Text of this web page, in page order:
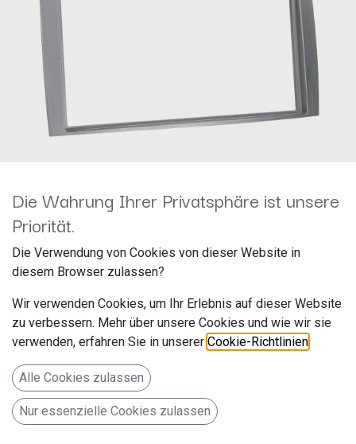
2-DIN RB Alfa Romeo 147 / GT
silber 281001-07
Hersteller: ACV
Artikelnummer: 281001-07
acv GmbH
41812 Erkelenz
Deutschland www.acvgmbh.de
Die Wahrung Ihrer Privatsphäre ist unsere
Priorität.
Die Verwendung von Cookies von dieser Website in
diesem Browser zulassen?
Wir verwenden Cookies, um Ihr Erlebnis auf dieser Website
zu verbessern. Mehr über unsere Cookies und wie wir sie
verwenden, erfahren Sie in unserer Cookie-Richtlinien
Alle Cookies zulassen
Nur essenzielle Cookies zulassen